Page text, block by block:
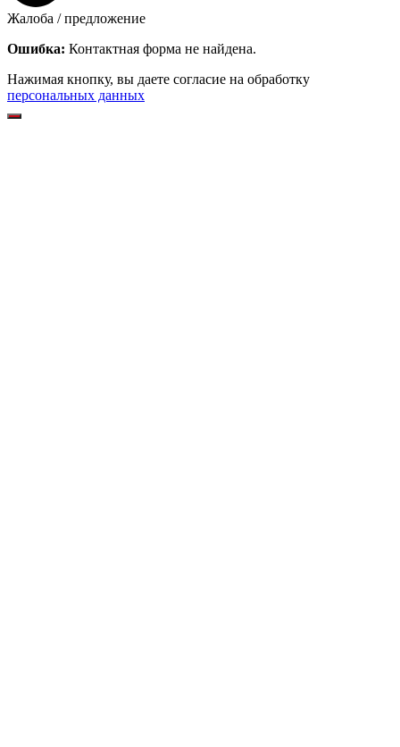
Жалоба / предложение
Ошибка: Контактная форма не найдена.
Нажимая кнопку, вы даете согласие на обработку
персональных данных